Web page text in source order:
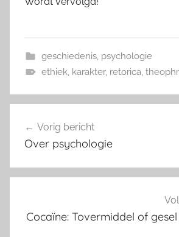
geschiedenis, psychologie
ethiek, karakter, retorica
navigatie
Vorig bericht
Over psychologie
Cocaïne: Tovermiddel of